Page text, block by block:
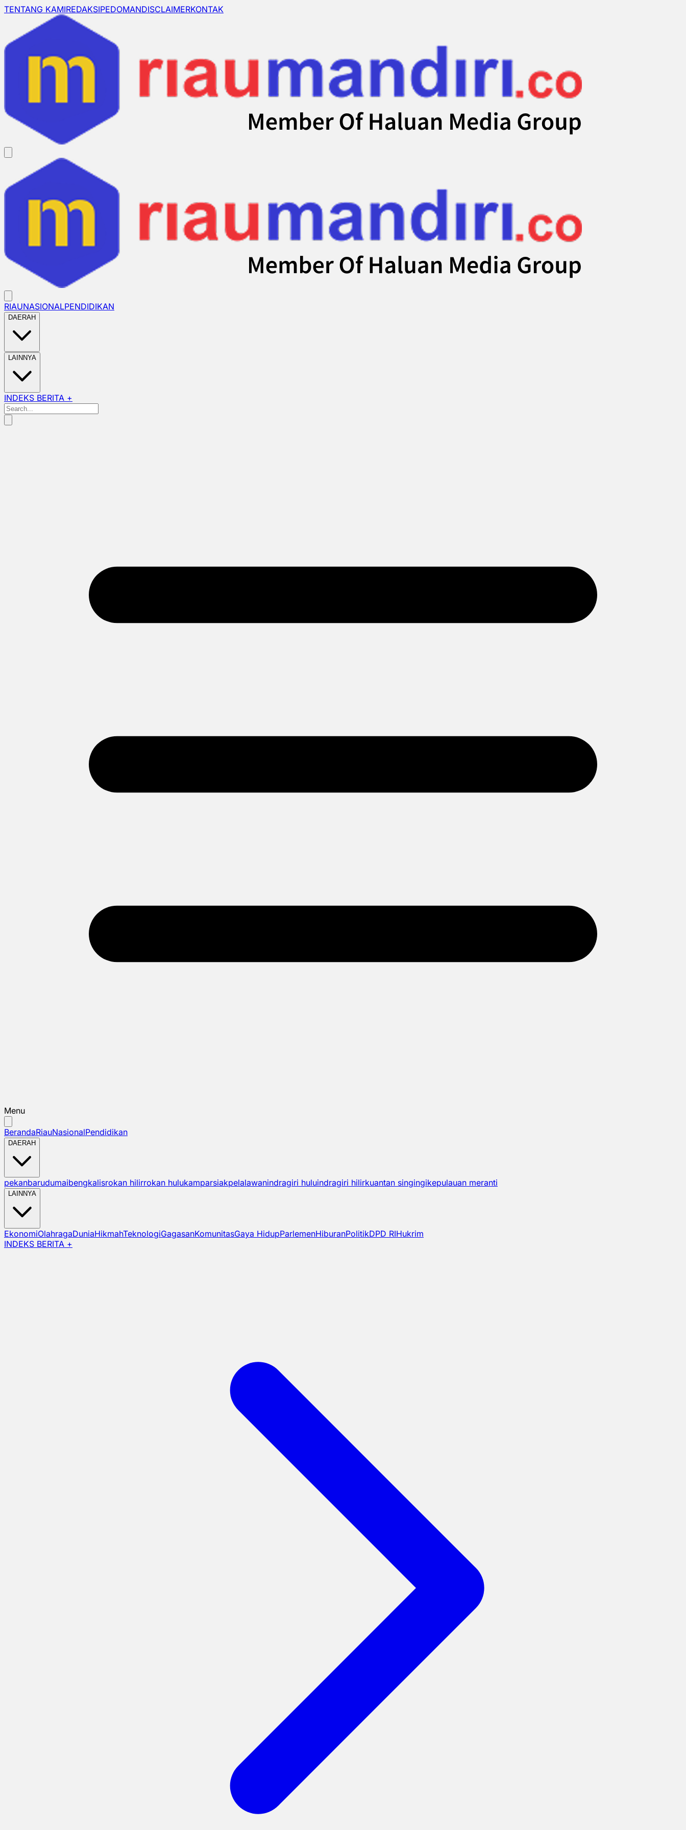
TENTANG KAMIREDAKSIPEDOMANDISCLAIMERKONTAK
RIAUNASIONALPENDIDIKAN
DAERAH
LAINNYA
INDEKS BERITA +
Menu
BerandaRiauNasionalPendidikan
DAERAH
pekanbarudumaibengkalisrokan hilirrokan hulukamparsiakpelalawanindragiri huluindragiri hilirkuantan singingikepulauan meranti
LAINNYA
EkonomiOlahragaDuniaHikmahTeknologiGagasanKomunitasGaya HidupParlemenHiburanPolitikDPD RIHukrim
INDEKS BERITA +